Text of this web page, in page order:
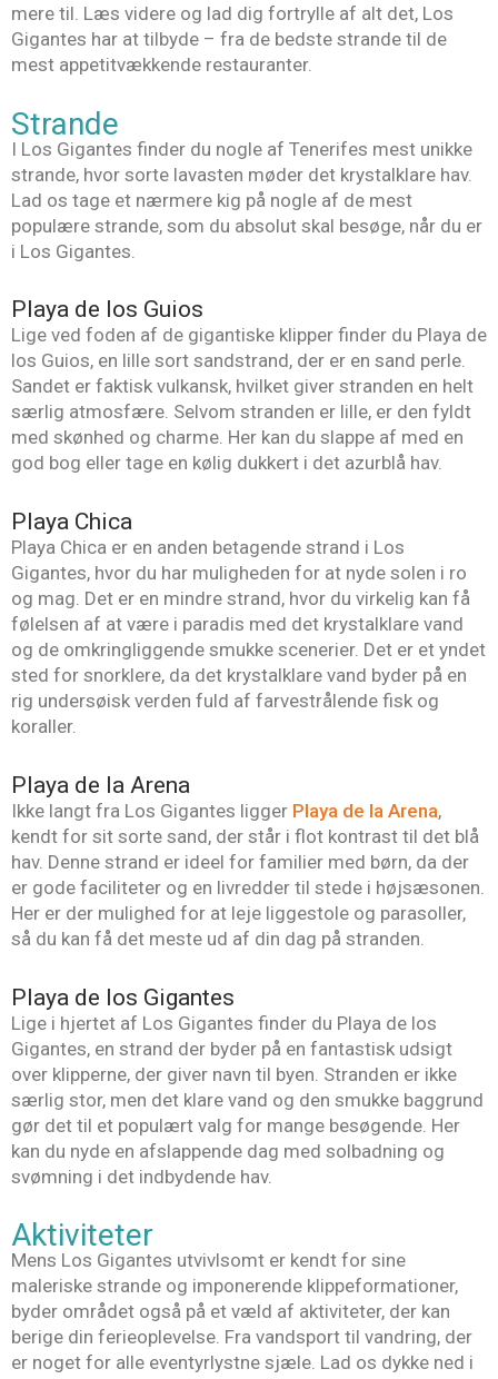
mere til. Læs videre og lad dig fortrylle af alt det, Los
Gigantes har at tilbyde – fra de bedste strande til de
mest appetitvækkende restauranter.
Strande
I Los Gigantes finder du nogle af Tenerifes mest unikke
strande, hvor sorte lavasten møder det krystalklare hav.
Lad os tage et nærmere kig på nogle af de mest
populære strande, som du absolut skal besøge, når du er
i Los Gigantes.
Playa de los Guios
Lige ved foden af de gigantiske klipper finder du Playa de
los Guios, en lille sort sandstrand, der er en sand perle.
Sandet er faktisk vulkansk, hvilket giver stranden en helt
særlig atmosfære. Selvom stranden er lille, er den fyldt
med skønhed og charme. Her kan du slappe af med en
god bog eller tage en kølig dukkert i det azurblå hav.
Playa Chica
Playa Chica er en anden betagende strand i Los
Gigantes, hvor du har muligheden for at nyde solen i ro
og mag. Det er en mindre strand, hvor du virkelig kan få
følelsen af at være i paradis med det krystalklare vand
og de omkringliggende smukke scenerier. Det er et yndet
sted for snorklere, da det krystalklare vand byder på en
rig undersøisk verden fuld af farvestrålende fisk og
koraller.
Playa de la Arena
Ikke langt fra Los Gigantes ligger Playa de la Arena,
kendt for sit sorte sand, der står i flot kontrast til det blå
hav. Denne strand er ideel for familier med børn, da der
er gode faciliteter og en livredder til stede i højsæsonen.
Her er der mulighed for at leje liggestole og parasoller,
så du kan få det meste ud af din dag på stranden.
Playa de los Gigantes
Lige i hjertet af Los Gigantes finder du Playa de los
Gigantes, en strand der byder på en fantastisk udsigt
over klipperne, der giver navn til byen. Stranden er ikke
særlig stor, men det klare vand og den smukke baggrund
gør det til et populært valg for mange besøgende. Her
kan du nyde en afslappende dag med solbadning og
svømning i det indbydende hav.
Aktiviteter
Mens Los Gigantes utvivlsomt er kendt for sine
maleriske strande og imponerende klippeformationer,
byder området også på et væld af aktiviteter, der kan
berige din ferieoplevelse. Fra vandsport til vandring, der
er noget for alle eventyrlystne sjæle. Lad os dykke ned i